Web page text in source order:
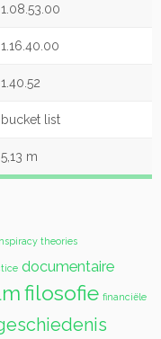
1.08.53.00
1.16.40.00
1.40.52
bucket list
5,13 m
theories
documentaire
filosofie financiële